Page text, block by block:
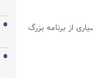
از برنامه بزرگ